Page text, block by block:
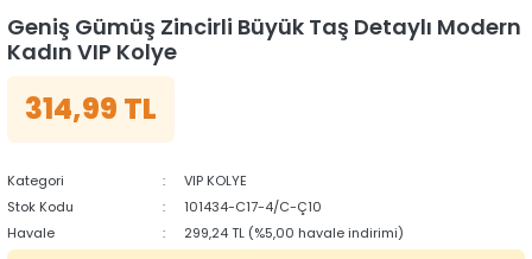
Geniş Gümüş Zincirli Büyük Taş Detaylı Modern
Kadın VIP Kolye
314,99 TL
Kategori
VIP KOLYE
Stok Kodu
101434-C17-4/C-Ç10
Havale
299,24 TL (%5,00 havale indirimi)